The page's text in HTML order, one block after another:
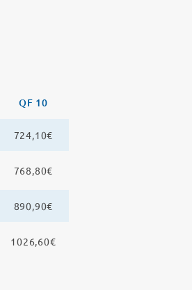
QF 10
724,10€
768,80€
890,90€
1026,60€